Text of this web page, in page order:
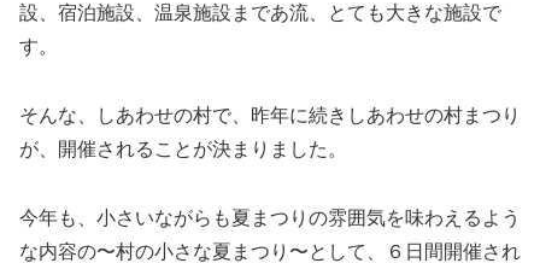
設、宿泊施設、温泉施設まであ流、とても大きな施設で
す。
そんな、しあわせの村で、昨年に続きしあわせの村まつり
が、開催されることが決まりました。
今年も、小さいながらも夏まつりの雰囲気を味わえるよう
な内容の〜村の小さな夏まつり〜として、６日間開催され